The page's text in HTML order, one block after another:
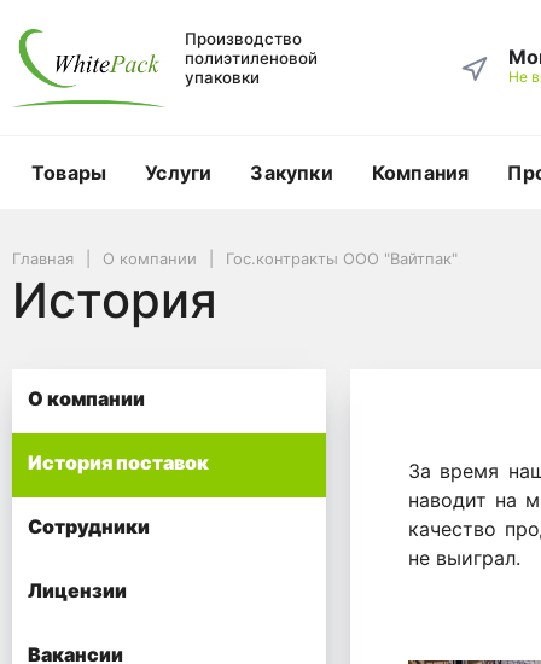
Производство
полиэтиленовой
упаковки
Не
Товары Услуги Закупки Компания
Главная О компании Гос.контракты ООО "Вайтпак"
История
За время
наводит на
качество
не выиграл.
О компании
История поставок
Сотрудники
Лицензии
Вакансии